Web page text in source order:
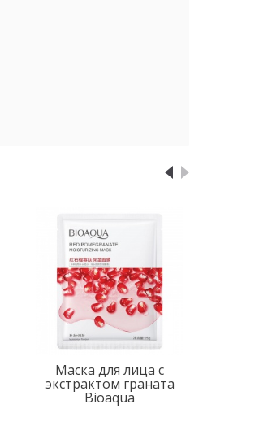
Маска для лица с
экстрактом граната
Bioaqua